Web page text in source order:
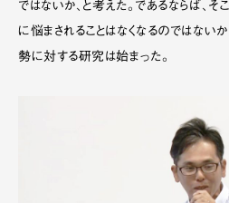
ではないか、と考えた。であるならば、
に悩まされることはなくなるのではな
勢に対する研究は始まった。